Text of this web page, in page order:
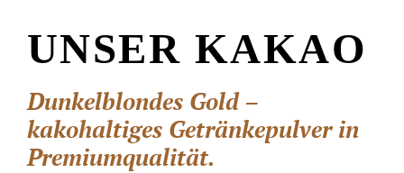
UNSER KAKAO
Dunkelblondes Gold –
kakohaltiges Getränkepulver in
Premiumqualität.